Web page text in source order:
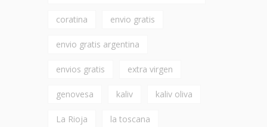
coratina envio gratis
envio gratis argentina
envios gratis extra virgen
genovesa kaliv kaliv oliva
La Rioja la toscana